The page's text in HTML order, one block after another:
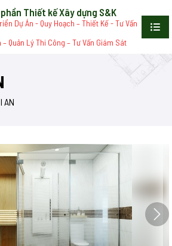
Thiết kế Xây dựng S&K
Dự Án - Quy Hoạch – Thiết Kế - Tư Vấn
– Quản Lý Thi Công – Tư Vấn Giám Sát
AN